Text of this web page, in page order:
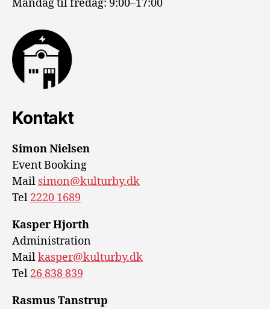
Mandag til fredag: 9:00–17:00
Kontakt
Simon Nielsen
Event Booking
Mail simon@kulturby.dk
Tel 2220 1689
Kasper Hjorth
Administration
Mailkasper@kulturby.dk
Tel 26 838 839
Rasmus Tanstrup